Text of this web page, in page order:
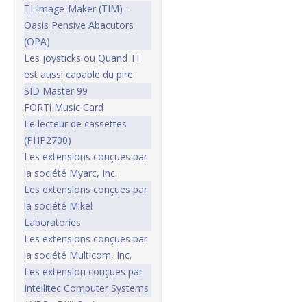
TI-Image-Maker (TIM) -
Oasis Pensive Abacutors
(OPA)
Les joysticks ou Quand TI
est aussi capable du pire
SID Master 99
FORTi Music Card
Le lecteur de cassettes
(PHP2700)
Les extensions conçues par
la société Myarc, Inc.
Les extensions conçues par
la société Mikel
Laboratories
Les extensions conçues par
la société Multicom, Inc.
Les extension conçues par
Intellitec Computer Systems